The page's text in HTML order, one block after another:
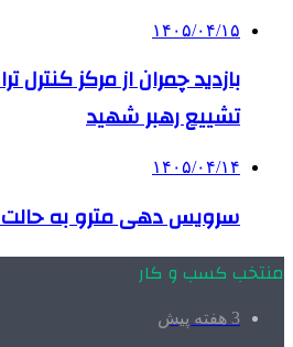
۱۴۰۵/۰۴/۱۵
بازدید چمران از مرکز
تشییع رهبر شهید
۱۴۰۵/۰۴/۱۴
سرویس دهی مترو به
منتخب کسب و کار
3 هفته پیش